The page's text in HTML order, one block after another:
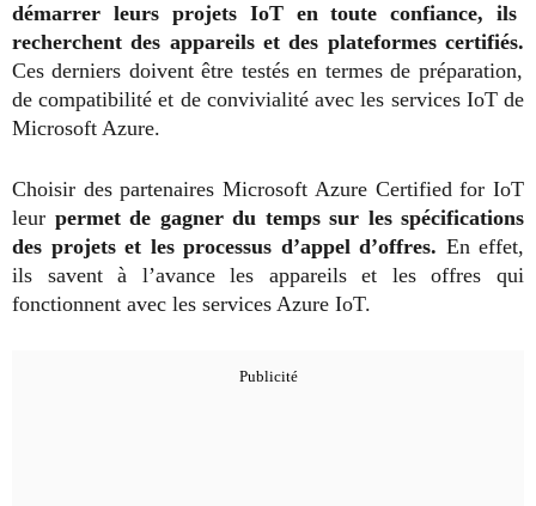
démarrer leurs projets IoT en toute confiance, ils
recherchent des appareils et des plateformes certifiés.
Ces derniers doivent être testés en termes de préparation,
de compatibilité et de convivialité avec les services IoT de
Microsoft Azure.
Choisir des partenaires Microsoft Azure Certified for IoT
leur permet de gagner du temps sur les spécifications
des projets et les processus d’appel d’offres. En effet,
ils savent à l’avance les appareils et les offres qui
fonctionnent avec les services Azure IoT.